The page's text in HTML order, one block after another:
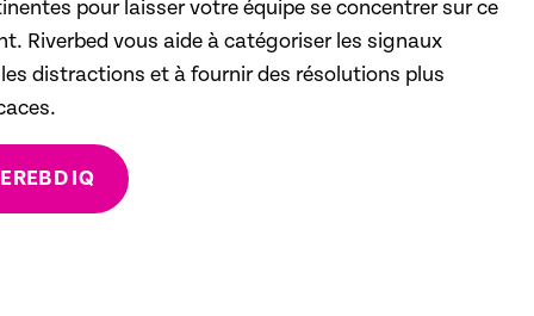
pour laisser votre équipe se concentrer sur ce
Riverbed vous aide à catégoriser les signaux
distractions et à fournir des résolutions plus
IQ